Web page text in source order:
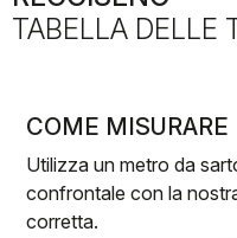
TABELLA DELLE
COME MISURARE
Utilizza un metro da
confrontale con la
corretta.